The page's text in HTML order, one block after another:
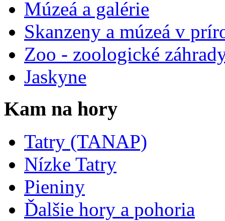
Múzeá a galérie
Skanzeny a múzeá v
Zoo - zoologické
Jaskyne
Kam na hory
Tatry (TANAP)
Nízke Tatry
Pieniny
Ďalšie hory a pohoria